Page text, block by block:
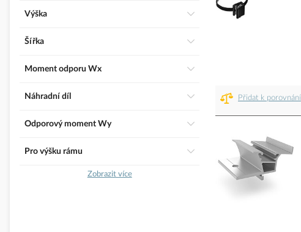
Přidat k porovnání
Výška
Šířka
Moment odporu Wx
Náhradní díl
Odporový moment Wy
Pro výšku rámu
Zobrazit více